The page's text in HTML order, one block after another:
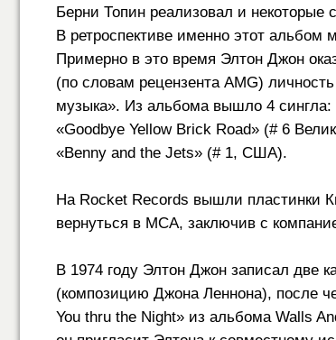
Берни Топин реализовал и некоторые
В ретроспективе именно этот альбом
Примерно в это время Элтон Джон
(по словам рецензента AMG)
музыка». Из альбома вышло 4
«Goodbye Yellow Brick Road» (# 6
«Benny and the Jets» (# 1, США).
На Rocket Records вышли пластинки
вернуться в MCA, заключив с
В 1974 году Элтон Джон записал две
(композицию Джона Леннона), после
You thru the Night» из альбома Walls